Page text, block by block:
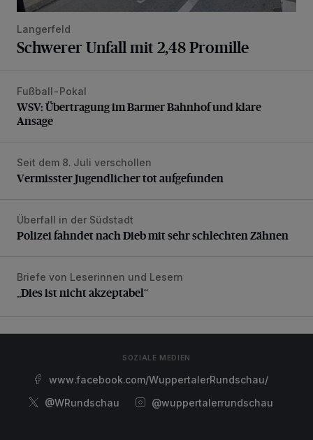
Langerfeld
Schwerer Unfall mit 2,48 Promille
WSV: Übertragung im Barmer Bahnhof und klare Ansage
Fußball-Pokal
WSV: Übertragung im Barmer Bahnhof und klare
Ansage
Vermisster Jugendlicher tot aufgefunden
Seit dem 8. Juli verschollen
Vermisster Jugendlicher tot aufgefunden
Polizei fahndet nach Dieb mit sehr schlechten Zähnen
Überfall in der Südstadt
Polizei fahndet nach Dieb mit sehr schlechten Zähnen
„Dies ist nicht akzeptabel“
Briefe von Leserinnen und Lesern
„Dies ist nicht akzeptabel“
SOZIALE MEDIEN
www.facebook.com/WuppertalerRundschau/
@WRundschau
@wuppertalerrundschau